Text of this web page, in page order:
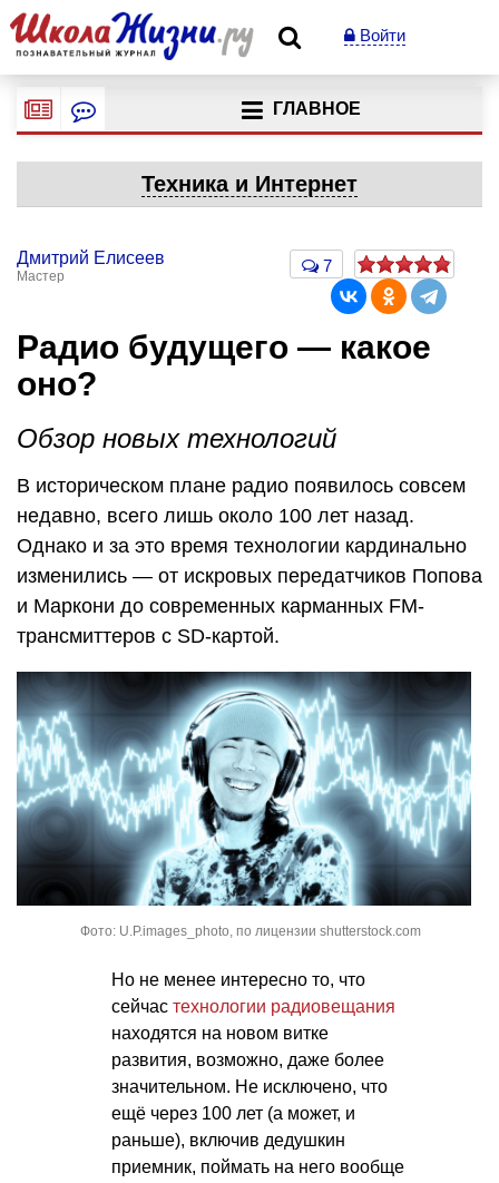
Войти
ГЛАВНОЕ
Техника и Интернет
Дмитрий Елисеев
Мастер
7
Радио будущего — какое
оно?
Обзор новых технологий
В историческом плане радио появилось совсем
недавно, всего лишь около 100 лет назад.
Однако и за это время технологии кардинально
изменились — от искровых передатчиков Попова
и Маркони до современных карманных FM-
трансмиттеров с SD-картой.
Фото: U.P.images_photo, по лицензии shutterstock.com
Но не менее интересно то, что
сейчас технологии радиовещания
находятся на новом витке
развития, возможно, даже более
значительном. Не исключено, что
ещё через 100 лет (а может, и
раньше), включив дедушкин
приемник, поймать на него вообще